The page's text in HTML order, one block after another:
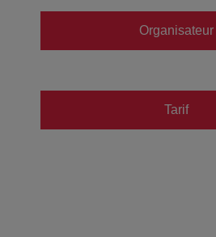
Organisateur
Tarif